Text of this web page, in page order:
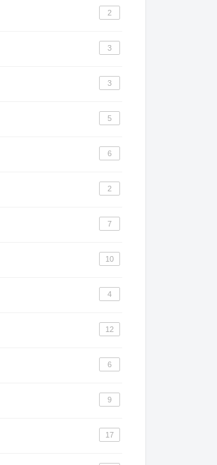
2
3
3
5
6
2
7
10
4
12
6
9
17